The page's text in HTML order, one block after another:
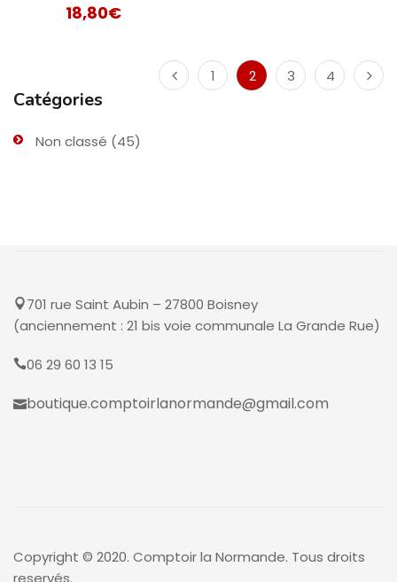
Catégories
Non classé (45)
18,80€
1 2 3 4
701 rue Saint Aubin – 27800 Boisney
(anciennement : 21 bis voie communale La Grande Rue)
06 29 60 13 15
boutique.comptoirlanormande@gmail.com
Copyright © 2020. Comptoir la Normande. Tous droits
reservés.